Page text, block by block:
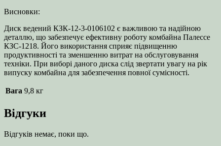
Висновки:
Диск ведений КЗК-12-3-0106102 є важливою та надійною
деталлю, що забезпечує ефективну роботу комбайна Палессе
КЗС-1218. Його використання сприяє підвищенню
продуктивності та зменшенню витрат на обслуговування
техніки. При виборі даного диска слід звертати увагу на рік
випуску комбайна для забезпечення повної сумісності.
Вага 9,8 кг
Відгуки
Відгуків немає, поки що.